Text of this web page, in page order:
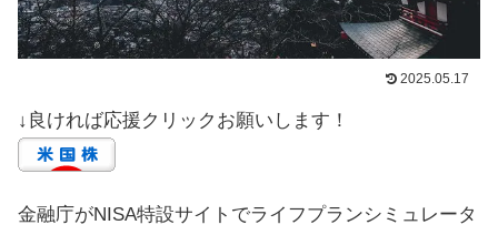
2025.05.17
↓良ければ応援クリックお願いします！
金融庁がNISA特設サイトでライフプランシミュレータ